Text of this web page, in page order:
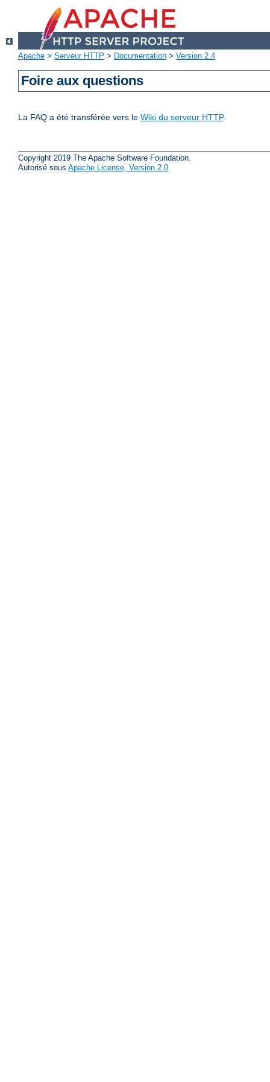
Apache > Serveur HTTP > Documentation > Version 2.4
Foire aux questions
La FAQ a été transférée vers le Wiki du serveur HTTP.
Copyright 2019 The Apache Software Foundation.
Autorisé sous Apache License, Version 2.0